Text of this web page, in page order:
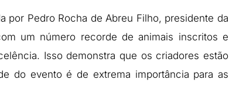
por Pedro Rocha de Abreu Filho, presidente da
um número recorde de animais inscritos e
Isso demonstra que os criadores estão
do evento é de extrema importância para as